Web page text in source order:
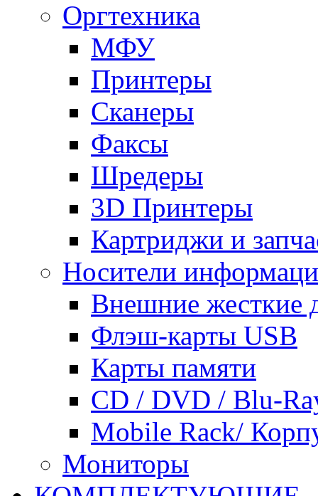
Оргтехника
МФУ
Принтеры
Сканеры
Факсы
Шредеры
3D Принтеры
Картриджи и
Носители
Внешние жесткие
Флэш-карты USB
Карты памяти
CD / DVD / Blu-
Mobile Rack/
Мониторы